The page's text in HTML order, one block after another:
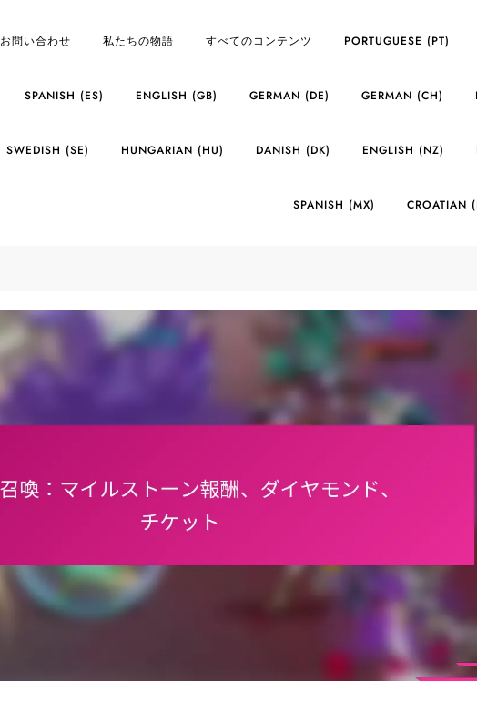
お問い合わせ 私たちの物語 すべてのコンテンツ PORTUGUESE (PT)
SPANISH (ES) ENGLISH (GB) GERMAN (DE) GERMAN (CH)
SWEDISH (SE) HUNGARIAN (HU) DANISH (DK) ENGLISH (NZ)
SPANISH (MX) CROATIAN